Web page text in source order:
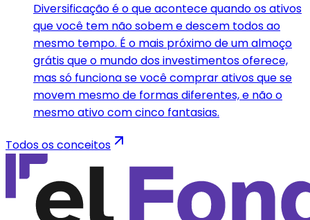
Diversificação é o que acontece quando os ativos
que você tem não sobem e descem todos ao
mesmo tempo. É o mais próximo de um almoço
grátis que o mundo dos investimentos oferece,
mas só funciona se você comprar ativos que se
movem mesmo de formas diferentes, e não o
mesmo ativo com cinco fantasias.
Todos os conceitos